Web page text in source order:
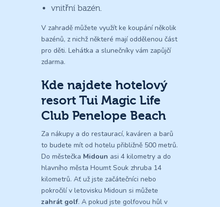
vnitřní bazén.
V zahradě můžete využít ke koupání několik
bazénů, z nichž některé mají oddělenou část
pro děti. Lehátka a slunečníky vám zapůjčí
zdarma.
Kde najdete hotelový
resort Tui Magic Life
Club Penelope Beach
Za nákupy a do restaurací, kaváren a barů
to budete mít od hotelu přibližně 500 metrů.
Do městečka Midoun asi 4 kilometry a do
hlavního města Houmt Souk zhruba 14
kilometrů. Ať už jste začátečníci nebo
pokročilí v letovisku Midoun si můžete
zahrát golf. A pokud jste golfovou hůl v